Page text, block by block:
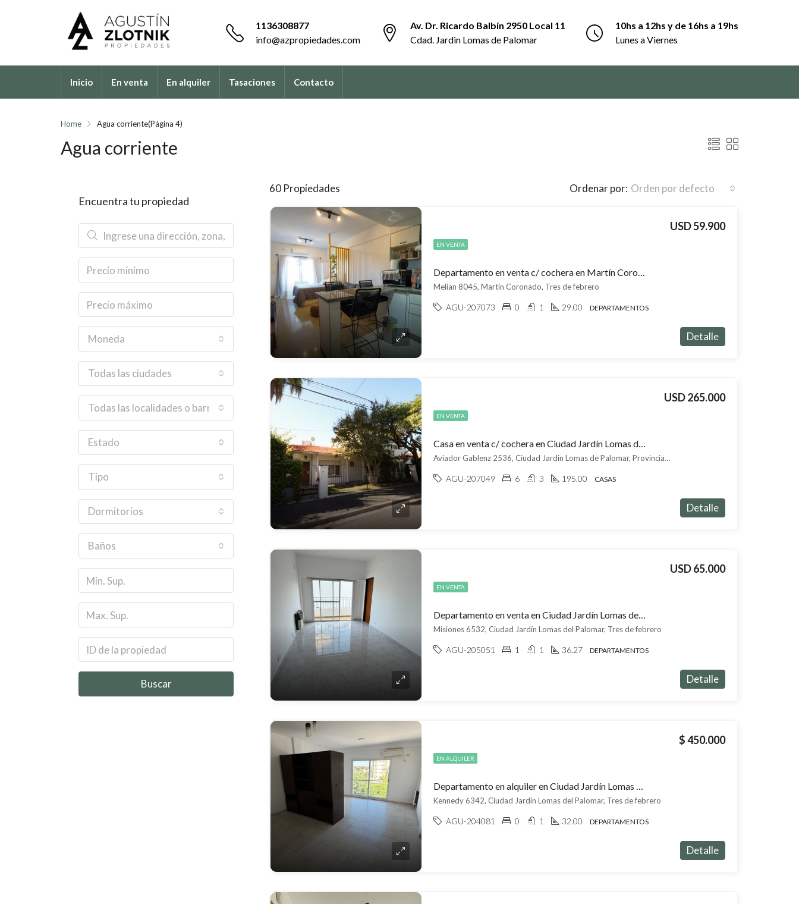
1136308877
info@azpropiedades.com
Av. Dr. Ricardo Balbín 2950 Local 11
Cdad. Jardin Lomas de Palomar
10hs a 12hs y de 16hs a 19hs
Lunes a Viernes
Inicio En venta En alquiler Tasaciones Contacto
Home Agua corriente(Página 4)
Agua corriente
60 Propiedades Ordenar por: Orden por defecto
EN VENTA
Departamento en venta c/ cochera en Martín Coronado
USD 59.900
Melian 8045, Martín Coronado, Tres de febrero
AGU-207073 0 1 29.00 DEPARTAMENTOS
Detalle
EN VENTA
Casa en venta c/ cochera en Ciudad Jardín Lomas del Palomar
USD 265.000
Aviador Gablenz 2536, Ciudad Jardin Lomas de Palomar, Provincia de Buenos Aires, Argentina, Ciudad Jardín Lomas del Palomar, Tres de febrero
AGU-207049 6 3 195.00 CASAS
Detalle
EN VENTA
Departamento en venta en Ciudad Jardín Lomas del Palomar
USD 65.000
Misiones 6532, Ciudad Jardín Lomas del Palomar, Tres de febrero
AGU-205051 1 1 36.27 DEPARTAMENTOS
Detalle
EN ALQUILER
Departamento en alquiler en Ciudad Jardín Lomas del Palomar
$ 450.000
Kennedy 6342, Ciudad Jardín Lomas del Palomar, Tres de febrero
AGU-204081 0 1 32.00 DEPARTAMENTOS
Detalle
Encuentra tu propiedad
Moneda
Todas las ciudades
Todas las localidades o barrios
Estado
Tipo
Dormitorios
Baños
Buscar